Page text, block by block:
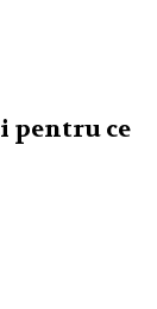
pentru ce